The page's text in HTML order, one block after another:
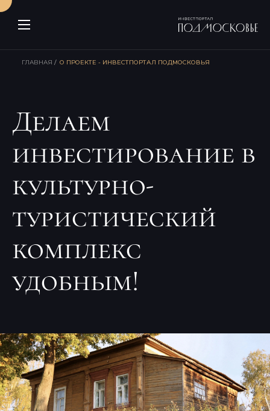
ГЛАВНАЯ О ПРОЕКТЕ - ИНВЕСТПОРТАЛ ПОДМОСКОВЬЯ
Делаем
инвестирование в
культурно-
туристический
комплекс
удобным!